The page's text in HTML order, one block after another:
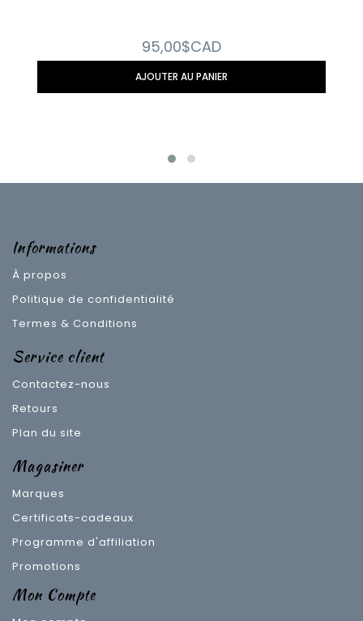
95,00$CAD
AJOUTER AU PANIER
Informations
À propos
Politique de confidentialité
Termes & Conditions
Service client
Contactez-nous
Retours
Plan du site
Magasiner
Marques
Certificats-cadeaux
Programme d'affiliation
Promotions
Mon Compte